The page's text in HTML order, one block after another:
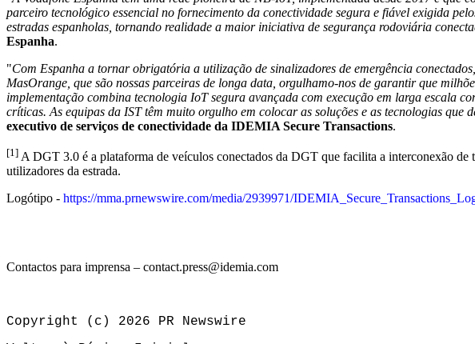
parceiro tecnológico essencial no fornecimento da conectividade segura e fiável exigida
estradas espanholas, tornando realidade a maior iniciativa de segurança rodoviária
Espanha.
"Com Espanha a tornar obrigatória a utilização de sinalizadores de emergência
MasOrange, que são nossas parceiras de longa data, orgulhamo-nos de garantir que
implementação combina tecnologia IoT segura avançada com execução em larga escala
críticas. As equipas da IST têm muito orgulho em colocar as soluções e as tecnologias que
executivo de serviços de conectividade da IDEMIA Secure Transactions.
[1] A DGT 3.0 é a plataforma de veículos conectados da DGT que facilita a interconexão de
utilizadores da estrada.
Logótipo - https://mma.prnewswire.com/media/2939971/
Contactos para imprensa – contact.press@idemia.com
Copyright (c) 2026 PR Newswire